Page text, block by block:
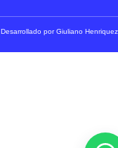
Desarrollado por Giuliano Henriquez